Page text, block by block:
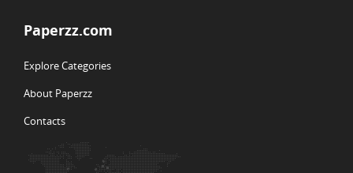
Paperzz.com
Explore Categories
About Paperzz
Contacts